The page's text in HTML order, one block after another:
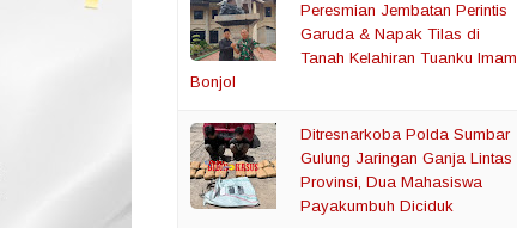
Peresmian Jembatan Perintis
Garuda & Napak Tilas di
Tanah Kelahiran Tuanku Imam
Bonjol
Ditresnarkoba Polda Sumbar
Gulung Jaringan Ganja Lintas
Provinsi, Dua Mahasiswa
Payakumbuh Diciduk